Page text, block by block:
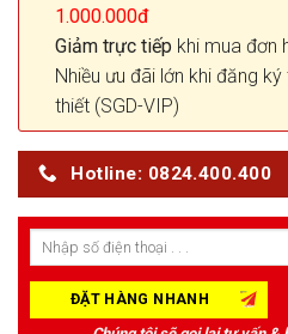
1.000.000đ
Giảm trực tiếp khi mua đơn
Nhiều ưu đãi lớn khi đăng
thiết (SGD-VIP)
Hotline: 0824.400.400